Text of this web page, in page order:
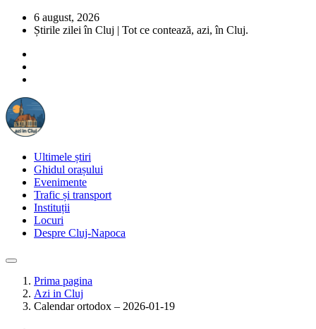
6 august, 2026
Știrile zilei în Cluj | Tot ce contează, azi, în Cluj.
Ultimele știri
Ghidul orașului
Evenimente
Trafic și transport
Instituții
Locuri
Despre Cluj-Napoca
Prima pagina
Azi in Cluj
Calendar ortodox – 2026-01-19